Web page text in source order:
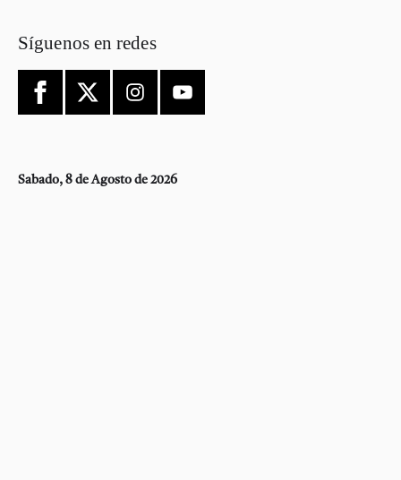
Síguenos en redes
Sabado, 8 de Agosto de 2026